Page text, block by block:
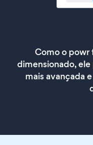
Como o powr
dimensionado,
mais avançada